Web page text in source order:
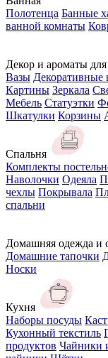
Полотенца Банные
ванной комнаты
Декор и ароматы
Вазы Декоративные
Картины Зеркала
Мебель Статуэтки
Шкатулки Корзины
Спальня
Комплекты
Наволочки Одеяла
чехлы Покрывала
спальни
Домашняя одежда и
Домашние тапочки
Носки
Кухня
Наборы посуды
Кухонный текстиль
продуктов Чайники